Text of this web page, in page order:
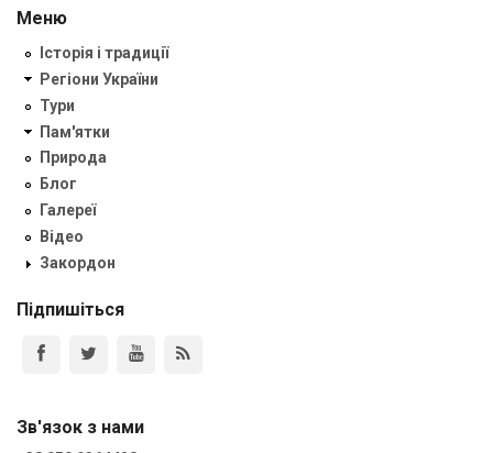
Меню
Історія і традиції
Регіони України
Тури
Пам'ятки
Природа
Блог
Галереї
Відео
Закордон
Підпишіться
Зв'язок з нами